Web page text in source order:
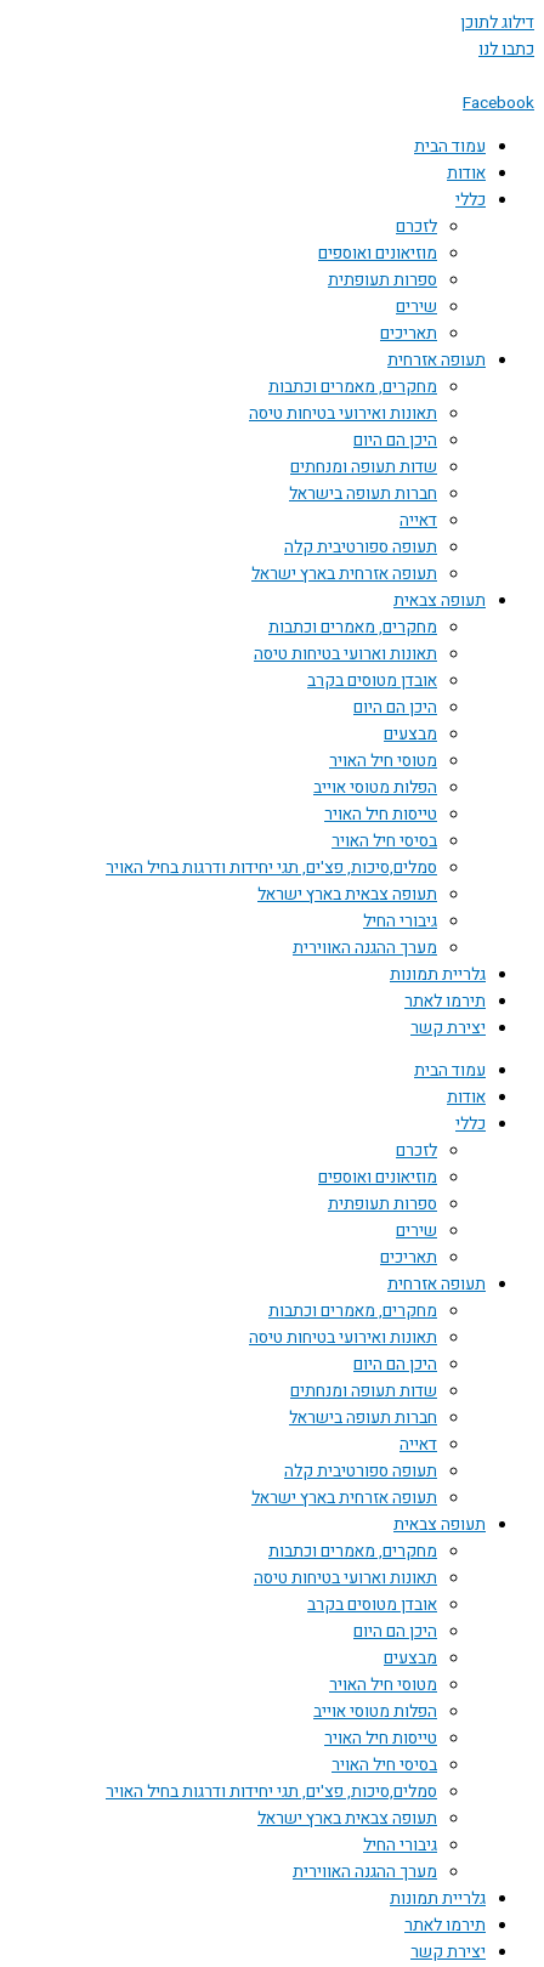
לתוכן
לנו
עמוד הבית
אודות
כללי
לזכרם
מוזיאונים ואוספים
ספרות תעופתית
שירים
תאריכים
תעופה אזרחית
מחקרים, מאמרים וכתבות
תאונות ואירועי בטיחות טיסה
היכן הם היום
שדות תעופה ומנחתים
חברות תעופה בישראל
דאייה
תעופה ספורטיבית קלה
תעופה אזרחית בארץ ישראל
תעופה צבאית
מחקרים, מאמרים וכתבות
תאונות וארועי בטיחות טיסה
אובדן מטוסים בקרב
היכן הם היום
מבצעים
מטוסי חיל האויר
הפלות מטוסי אוייב
טייסות חיל האויר
בסיסי חיל האויר
סמלים,סיכות, פצ'ים, תגי יחידות ודרגות בחיל האויר
תעופה צבאית בארץ ישראל
גיבורי החיל
מערך ההגנה האווירית
גלריית תמונות
תירמו לאתר
יצירת קשר
עמוד הבית
אודות
כללי
לזכרם
מוזיאונים ואוספים
ספרות תעופתית
שירים
תאריכים
תעופה אזרחית
מחקרים, מאמרים וכתבות
תאונות ואירועי בטיחות טיסה
היכן הם היום
שדות תעופה ומנחתים
חברות תעופה בישראל
דאייה
תעופה ספורטיבית קלה
תעופה אזרחית בארץ ישראל
תעופה צבאית
מחקרים, מאמרים וכתבות
תאונות וארועי בטיחות טיסה
אובדן מטוסים בקרב
היכן הם היום
מבצעים
מטוסי חיל האויר
הפלות מטוסי אוייב
טייסות חיל האויר
בסיסי חיל האויר
סמלים,סיכות, פצ'ים, תגי יחידות ודרגות בחיל האויר
תעופה צבאית בארץ ישראל
גיבורי החיל
מערך ההגנה האווירית
גלריית תמונות
תירמו לאתר
יצירת קשר